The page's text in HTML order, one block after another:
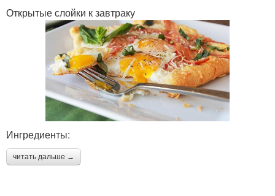
Открытые слойки к завтраку
Ингредиенты:
читать дальше →